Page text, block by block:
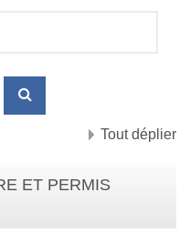
RECHERCHER DES
Tout déplier
ET PERMIS